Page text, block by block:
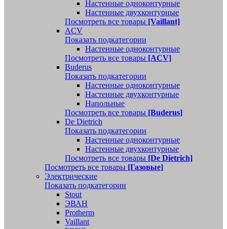
Настенные одноконтурные
Настенные двухконтурные
Посмотреть все товары [Vaillant]
ACV
Показать подкатегории
Настенные одноконтурные
Посмотреть все товары [ACV]
Buderus
Показать подкатегории
Настенные одноконтурные
Настенные двухконтурные
Напольные
Посмотреть все товары [Buderus]
De Dietrich
Показать подкатегории
Настенные одноконтурные
Настенные двухконтурные
Посмотреть все товары [De Dietrich]
Посмотреть все товары [Газовые]
Электрические
Показать подкатегории
Stout
ЭВАН
Protherm
Vaillant